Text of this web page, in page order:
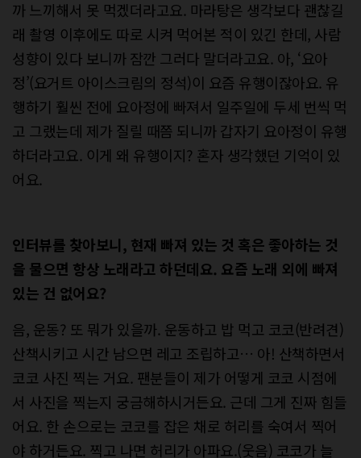
까 느끼해서 못 먹겠더라고요. 마라탕은 생각보다 괜찮길
래 촬영 이후에도 따로 시켜 먹어본 적이 있긴 한데, 사람
성향이 있다 보니까 잠깐 그러다 말더라고요. 아, ‘요아
정’(요거트 아이스크림의 정석)이 요즘 유행이잖아요. 유
행하기 훨씬 전에 요아정에 빠져서 일주일에 두세 번씩 먹
고 그랬는데 제가 질릴 때쯤 되니까 갑자기 요아정이 유행
하더라고요. 이게 왜 유행이지? 혼자 생각했던 기억이 있
어요.
인터뷰를 찾아보니, 현재 빠져 있는 것 혹은 좋아하는 것
을 물으면 항상 노래라고 하던데요. 요즘 노래 외에 빠져
있는 건 없어요?
음, 운동? 또 뭐가 있을까. 운동하고 밥 먹고 코코(반려견)
산책시키고 시간 남으면 레고 조립하고… 아! 산책하면서
코코 사진 찍는 거요. 팬분들이 제가 어떻게 코코 시점에
서 사진을 찍는지 궁금해하시거든요. 근데 그게 진짜 힘들
어요. 한 손으로는 코코를 잡은 채로 허리를 숙여서 찍어
야 하거든요. 찍고 나면 허리가 아파요.(웃음) 코코가 늘